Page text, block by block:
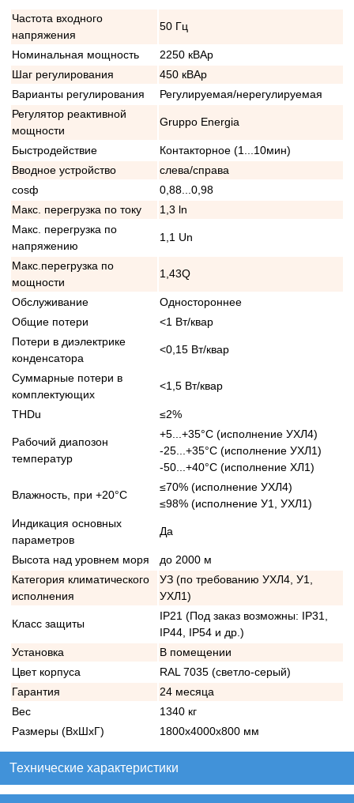
Частота входного
напряжения
50 Гц
Номинальная мощность
2250 кВАр
Шаг регулирования
450 кВАр
Варианты регулирования
Регулируемая/нерегулируемая
Регулятор реактивной
мощности
Gruppo Energia
Быстродействие
Контакторное (1...10мин)
Вводное устройство
слева/справа
cosф
0,88...0,98
Макс. перегрузка по току
1,3 ln
Макс. перегрузка по
напряжению
1,1 Un
Макс.перегрузка по
мощности
1,43Q
Обслуживание
Одностороннее
Общие потери
<1 Вт/квар
Потери в диэлектрике
конденсатора
<0,15 Вт/квар
Суммарные потери в
комплектующих
<1,5 Вт/квар
THDu ≤2%
Рабочий диапозон
температур
+5...+35°С (исполнение УХЛ4)
-25...+35°С (исполнение УХЛ1)
-50...+40°С (исполнение ХЛ1)
Влажность, при +20°С
≤70% (исполнение УХЛ4)
≤98% (исполнение У1, УХЛ1)
Индикация основных
параметров
Да
Высота над уровнем моря
до 2000 м
Категория климатического
исполнения
УЗ (по требованию УХЛ4, У1,
УХЛ1)
Класс защиты
IP21 (Под заказ возможны: IP31,
IP44, IP54 и др.)
Установка
В помещении
Цвет корпуса
RAL 7035 (светло-серый)
Гарантия
24 месяца
Вес
1340 кг
Размеры (ВхШхГ)
1800х4000х800 мм
Технические характеристики